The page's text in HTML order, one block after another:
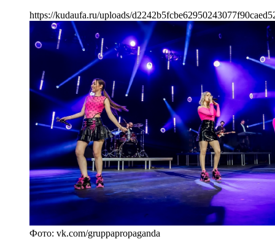
https://kudaufa.ru/uploads/
Фото: vk.com/gruppapropaganda